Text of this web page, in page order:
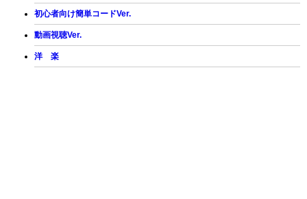
初心者向け簡単コードVer.
動画視聴Ver.
洋 楽